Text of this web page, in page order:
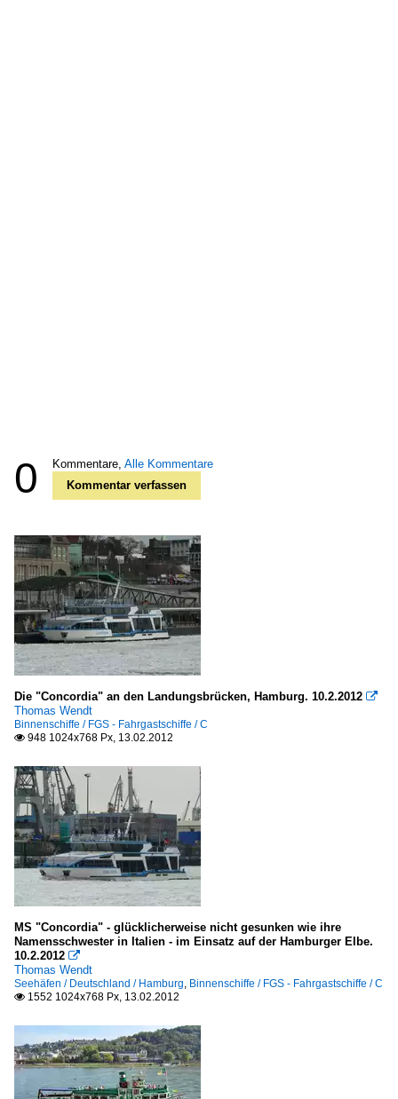
0 Kommentare, Alle Kommentare
Kommentar verfassen
Die "Concordia" an den Landungsbrücken, Hamburg. 10.2.2012 
Thomas Wendt
Binnenschiffe / FGS - Fahrgastschiffe / C
 948 1024x768 Px, 13.02.2012
MS "Concordia" - glücklicherweise nicht gesunken wie ihre
Namensschwester in Italien - im Einsatz auf der Hamburger Elbe.
10.2.2012 
Thomas Wendt
Seehäfen / Deutschland / Hamburg, Binnenschiffe / FGS - Fahrgastschiffe / C
 1552 1024x768 Px, 13.02.2012